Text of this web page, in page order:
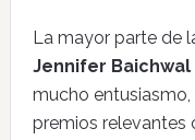
La mayor parte de
Jennifer Baichwal
mucho
premios relevantes